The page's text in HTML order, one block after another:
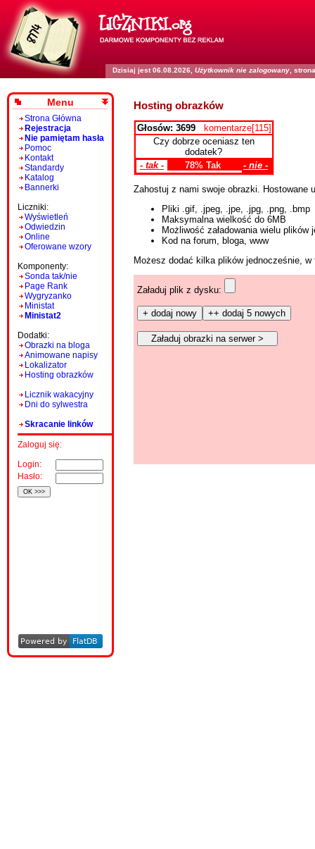
Dzisiaj jest 06.08.2026, Użytkownik nie zalogowany ,
Menu
Strona Główna
Rejestracja
Nie pamiętam hasła
Pomoc
Kontakt
Standardy
Katalog
Bannerki
Liczniki:
Wyświetleń
Odwiedzin
Online
Oferowane wzory
Komponenty:
Sonda tak/nie
Page Rank
Wygryzanko
Ministat
Ministat2
Dodatki:
Obrazki na bloga
Animowane napisy
Lokalizator
Hosting obrazków
Licznik wakacyjny
Dni do sylwestra
Skracanie linków
Zaloguj się:
Login:
Hasło:
Hosting obrazków
komentarze[115]
Głosów: 3699
Czy dobrze oceniasz ten
dodatek?
- tak -
78% Tak - nie -
Zahostuj z nami swoje obrazki. Hostowane
Pliki .gif, .jpeg, .jpe, .jpg, .png, .bmp
Maksymalna wielkość do 6MB
Możliwość załadowania wielu plików
Kod na forum, bloga, www
Możesz dodać kilka plików jednocześnie,
Załaduj plik z dysku:
+ dodaj nowy ++ dodaj 5 nowych